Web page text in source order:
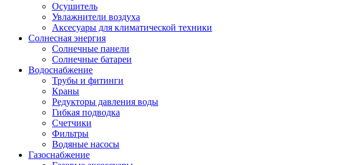
Осушитель
Увлажнители воздуха
Аксесуары для климатической техники
Солнесная энергия
Cолнечные панели
Солнечные батареи
Водоснабжение
Трубы и фитинги
Краны
Редукторы давления воды
Гибкая подводка
Счетчики
Фильтры
Водяные насосы
Газоснабжение